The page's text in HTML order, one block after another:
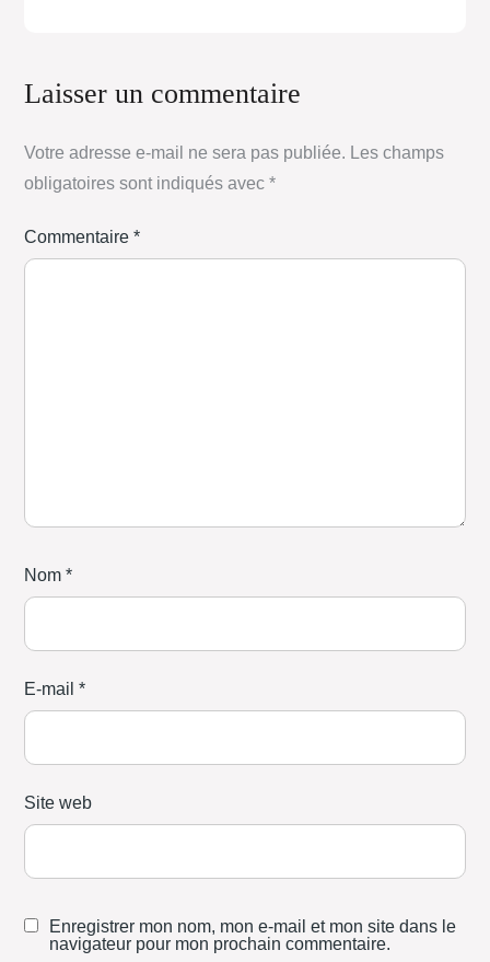
Laisser un commentaire
Votre adresse e-mail ne sera pas publiée. Les champs
obligatoires sont indiqués avec*
Commentaire*
Nom*
E-mail*
Site web
Enregistrer mon nom, mon e-mail et mon site dans le
navigateur pour mon prochain commentaire.